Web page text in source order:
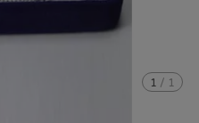
1 / 1